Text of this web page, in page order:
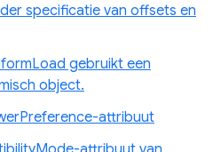
specificatie van offsets en
gebruikt een
object.
attribuut